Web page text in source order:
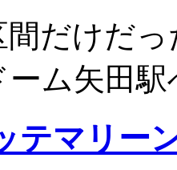
間だけだ
ーム矢田
テマリー